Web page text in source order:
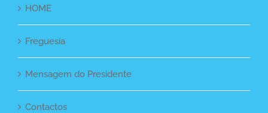
HOME
Freguesia
Mensagem do Presidente
Contactos